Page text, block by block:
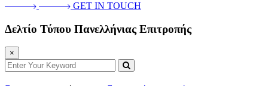
GET IN TOUCH
Δελτίο Τύπου Πανελλήνιας Επιτροπής
×